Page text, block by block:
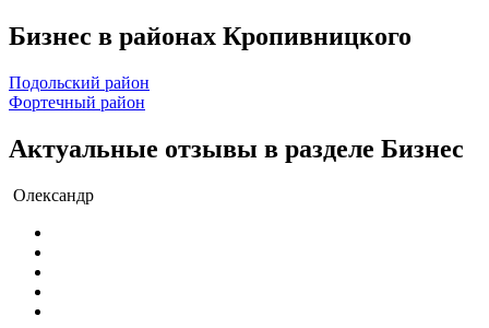
Бизнес в районах Кропивницкого
Подольский район
Фортечный район
Актуальные отзывы в разделе Бизнес
Олександр